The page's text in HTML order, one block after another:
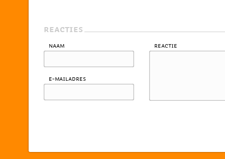
REACTIES
Naam
E-mailadres
Reactie